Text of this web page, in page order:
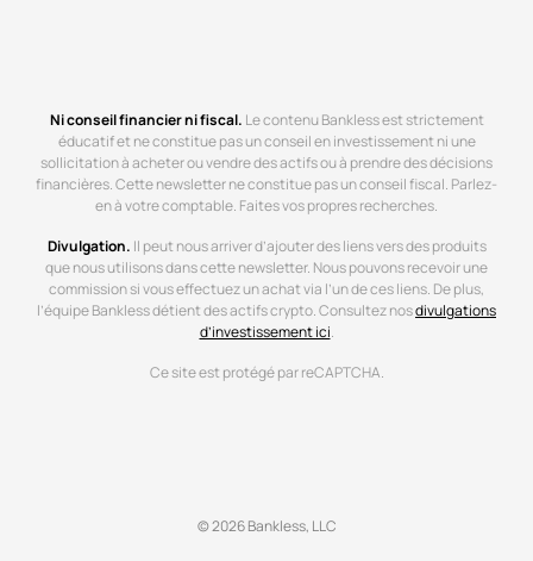
Ni conseil financier ni fiscal. Le contenu Bankless est strictement
éducatif et ne constitue pas un conseil en investissement ni une
sollicitation à acheter ou vendre des actifs ou à prendre des décisions
financières. Cette newsletter ne constitue pas un conseil fiscal. Parlez-
en à votre comptable. Faites vos propres recherches.
Divulgation. Il peut nous arriver d’ajouter des liens vers des produits
que nous utilisons dans cette newsletter. Nous pouvons recevoir une
commission si vous effectuez un achat via l’un de ces liens. De plus,
l’équipe Bankless détient des actifs crypto. Consultez nosdivulgations
d’investissement ici.
Ce site est protégé par reCAPTCHA.
© 2026 Bankless, LLC